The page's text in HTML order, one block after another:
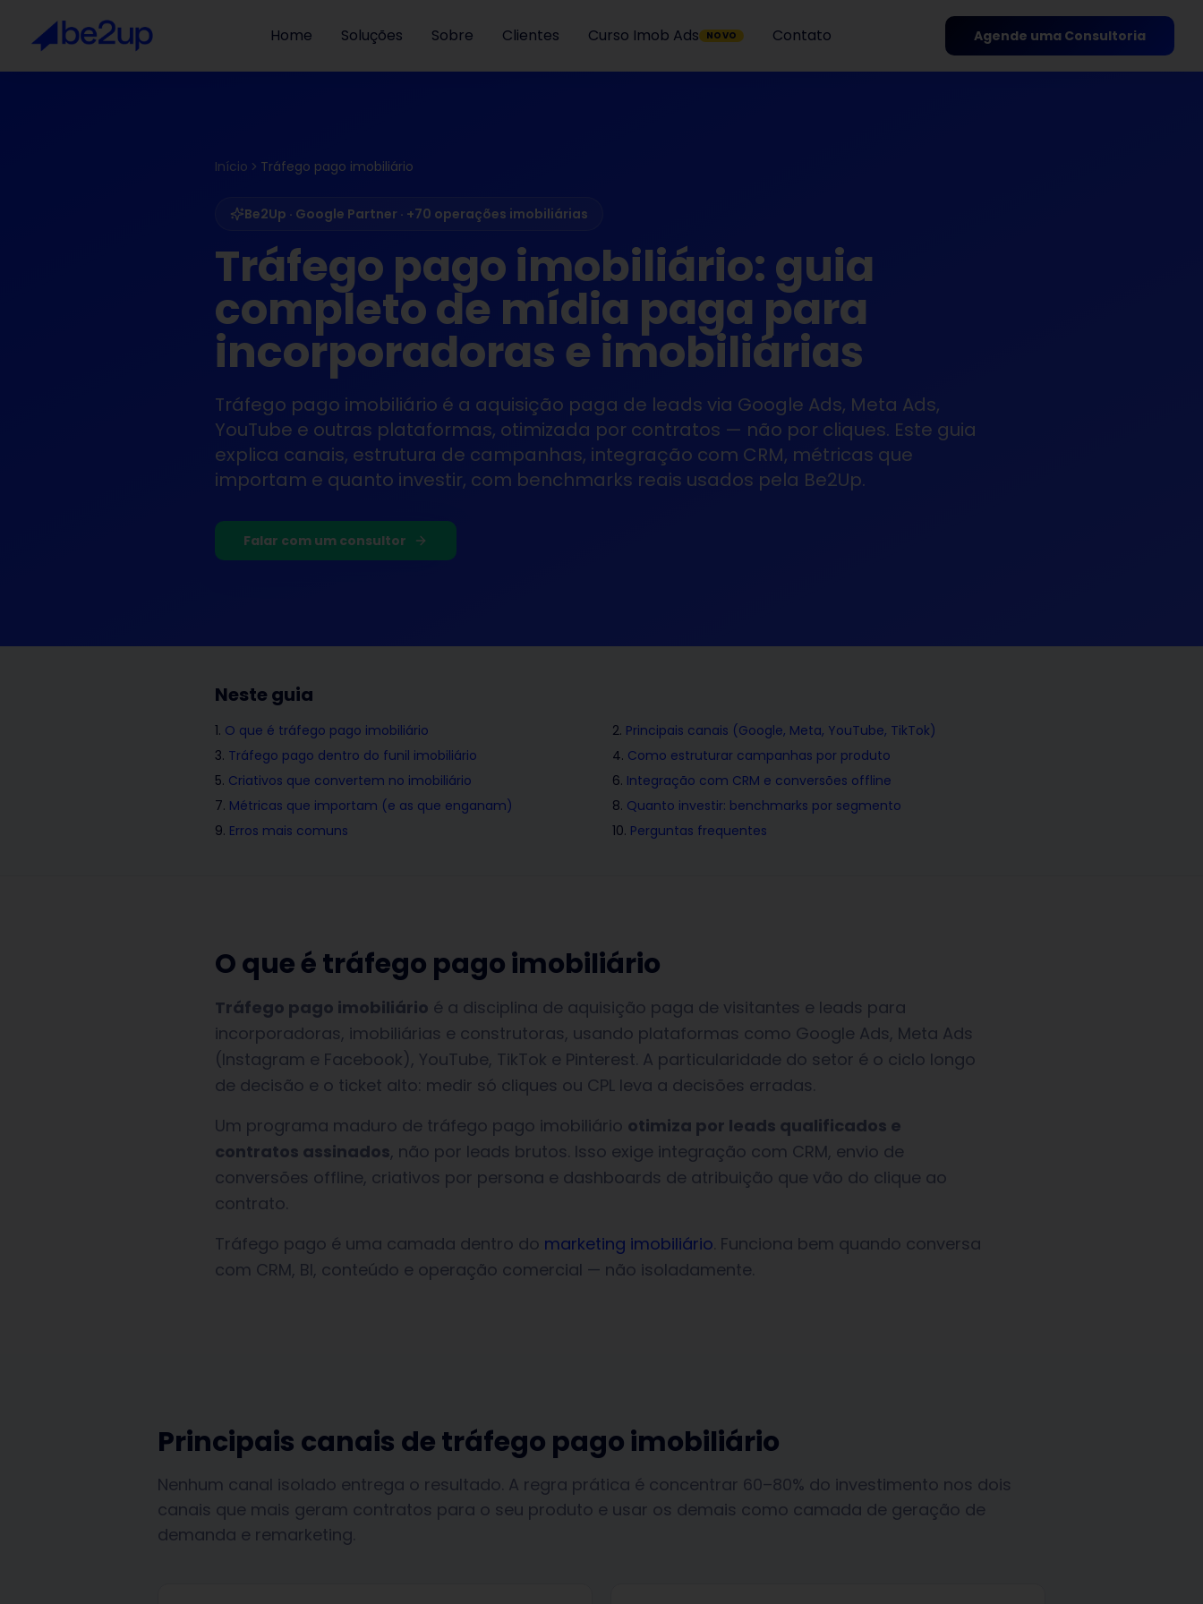
Home Soluções Sobre Clientes Curso Imob Ads NOVO Contato Agende uma Consultoria
Início Tráfego pago imobiliário
Be2Up · Google Partner · +70 operações imobiliárias
Tráfego pago imobiliário: guia
completo de mídia paga para
incorporadoras e imobiliárias
Tráfego pago imobiliário é a aquisição paga de leads via Google Ads, Meta Ads,
YouTube e outras plataformas, otimizada por contratos — não por cliques. Este guia
explica canais, estrutura de campanhas, integração com CRM, métricas que
importam e quanto investir, com benchmarks reais usados pela Be2Up.
Falar com um consultor
Neste guia
O que é tráfego pago imobiliário
Principais canais (Google, Meta, YouTube, TikTok)
Tráfego pago dentro do funil imobiliário
Como estruturar campanhas por produto
Criativos que convertem no imobiliário
Integração com CRM e conversões offline
Métricas que importam (e as que enganam)
Quanto investir: benchmarks por segmento
Erros mais comuns
Perguntas frequentes
O que é tráfego pago imobiliário
Tráfego pago imobiliário é a disciplina de aquisição paga de visitantes e leads para
incorporadoras, imobiliárias e construtoras, usando plataformas como Google Ads, Meta Ads
(Instagram e Facebook), YouTube, TikTok e Pinterest. A particularidade do setor é o ciclo longo
de decisão e o ticket alto: medir só cliques ou CPL leva a decisões erradas.
Um programa maduro de tráfego pago imobiliário otimiza por leads qualificados e
contratos assinados, não por leads brutos. Isso exige integração com CRM, envio de
conversões offline, criativos por persona e dashboards de atribuição que vão do clique ao
contrato.
Tráfego pago é uma camada dentro do marketing imobiliário. Funciona bem quando conversa
com CRM, BI, conteúdo e operação comercial — não isoladamente.
Principais canais de tráfego pago imobiliário
Nenhum canal isolado entrega o resultado. A regra prática é concentrar 60–80% do investimento nos dois
canais que mais geram contratos para o seu produto e usar os demais como camada de geração de
demanda e remarketing.